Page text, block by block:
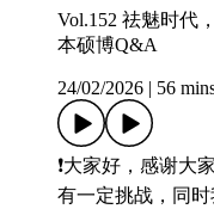
Vol.152 祛魅时代
本硕博Q&A
24/02/2026 56
❗️大家好，感谢大
有一定挑战，同